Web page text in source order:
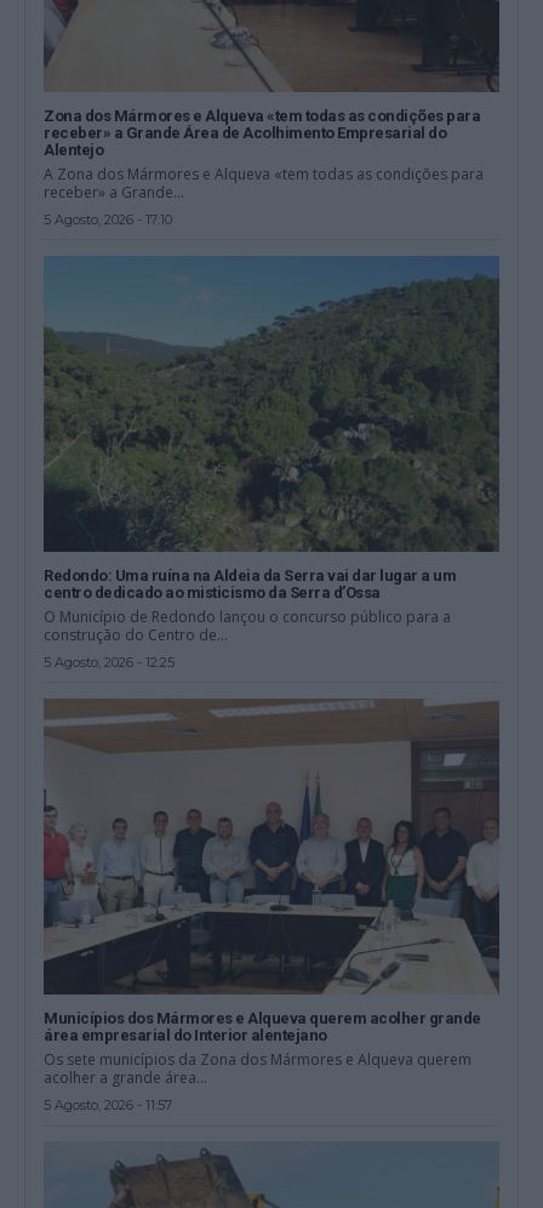
Zona dos Mármores e Alqueva «tem todas as condições para
receber» a Grande Área de Acolhimento Empresarial do
Alentejo
A Zona dos Mármores e Alqueva «tem todas as condições para
receber» a Grande...
5 Agosto, 2026 - 17:10
Redondo: Uma ruína na Aldeia da Serra vai dar lugar a um
centro dedicado ao misticismo da Serra d’Ossa
O Município de Redondo lançou o concurso público para a
construção do Centro de...
5 Agosto, 2026 - 12:25
Municípios dos Mármores e Alqueva querem acolher grande
área empresarial do Interior alentejano
Os sete municípios da Zona dos Mármores e Alqueva querem
acolher a grande área...
5 Agosto, 2026 - 11:57